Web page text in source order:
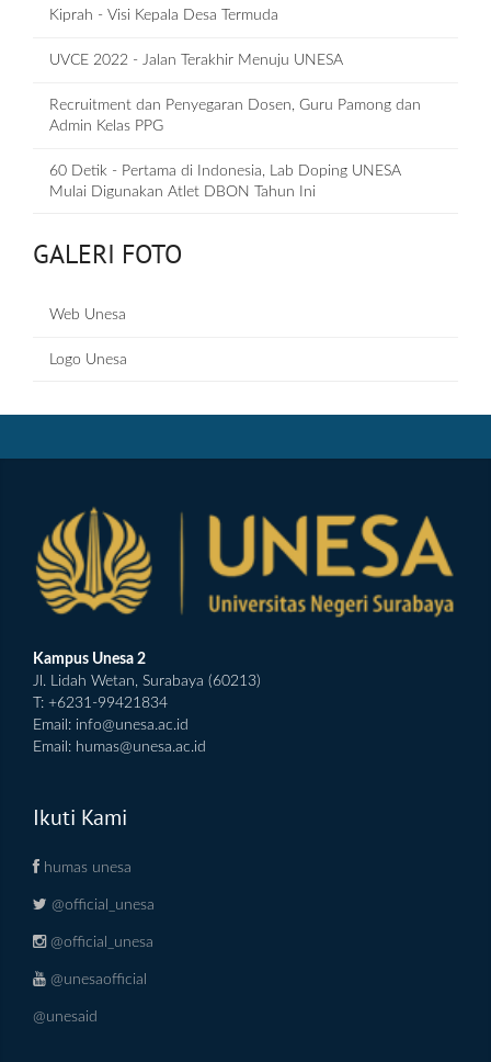
Kiprah - Visi Kepala Desa Termuda
UVCE 2022 - Jalan Terakhir Menuju UNESA
Recruitment dan Penyegaran Dosen, Guru Pamong dan
Admin Kelas PPG
60 Detik - Pertama di Indonesia, Lab Doping UNESA
Mulai Digunakan Atlet DBON Tahun Ini
GALERI FOTO
Web Unesa
Logo Unesa
Kampus Unesa 2
Jl. Lidah Wetan, Surabaya (60213)
T: +6231-99421834
Email: info@unesa.ac.id
Email: humas@unesa.ac.id
Ikuti Kami
humas unesa
@official_unesa
@official_unesa
@unesaofficial
@unesaid